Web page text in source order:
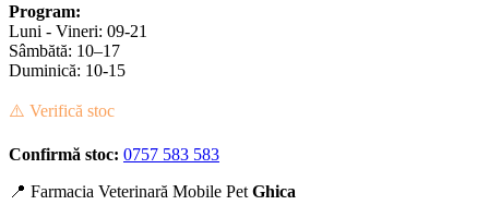
Program:
Luni - Vineri: 09-21
Sâmbătă: 10–17
Duminică: 10-15
⚠️ Verifică stoc
Confirmă stoc: 0757 583 583
📍 Farmacia Veterinară Mobile Pet Ghica